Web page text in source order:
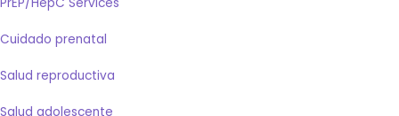
Cuidado prenatal
Salud reproductiva
Salud adolescente